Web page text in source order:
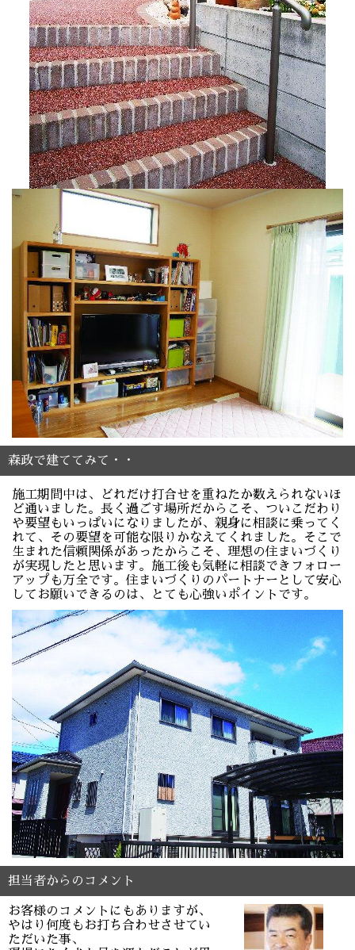
森政で建ててみて・・
施工期間中は、どれだけ打合せを重ねたか数えられないほ
ど通いました。長く過ごす場所だからこそ、ついこだわり
や要望もいっぱいになりましたが、親身に相談に乗ってく
れて、その要望を可能な限りかなえてくれました。そこで
生まれた信頼関係があったからこそ、理想の住まいづくり
が実現したと思います。施工後も気軽に相談できフォロー
アップも万全です。住まいづくりのパートナーとして安心
してお願いできるのは、とても心強いポイントです。
担当者からのコメント
お客様のコメントにもありますが、
やはり何度もお打ち合わせさせてい
ただいた事、